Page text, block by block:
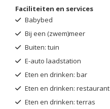
Faciliteiten en services
Babybed
Bij een (zwem)meer
Buiten: tuin
E-auto laadstation
Eten en drinken: bar
Eten en drinken: restaurant
Eten en drinken: terras